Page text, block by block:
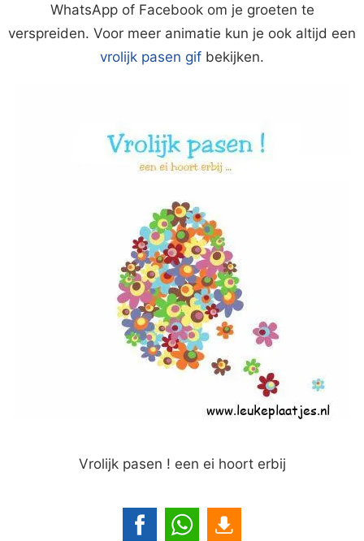
WhatsApp of Facebook om je groeten te
verspreiden. Voor meer animatie kun je ook altijd een
vrolijk pasen gif bekijken.
Vrolijk pasen ! een ei hoort erbij